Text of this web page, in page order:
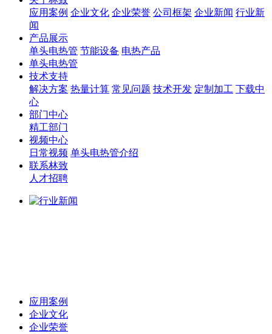
应用案例 企业文化 企业荣誉 公司框架 企业新闻 行业新
闻
产品展示
单头电热管 节能设备 电热产品
单头电热管
技术支持
解决方案 热量计算 常见问题 技术开发 定制加工 下载中
心
部门中心
精工部门
视频中心
日常视频 单头电热管介绍
联系林致
人才招聘
应用案例
企业文化
企业荣誉